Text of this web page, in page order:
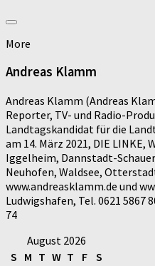
More
Andreas Klamm
Andreas Klamm (Andreas
Reporter, TV- und Radio-
Landtagskandidat für die
am 14. März 2021, DIE
Iggelheim, Dannstadt-
Neuhofen, Waldsee,
www.andreasklamm.de und
Ludwigshafen, Tel. 0621 5867
74
August 2026
S M T W T F S